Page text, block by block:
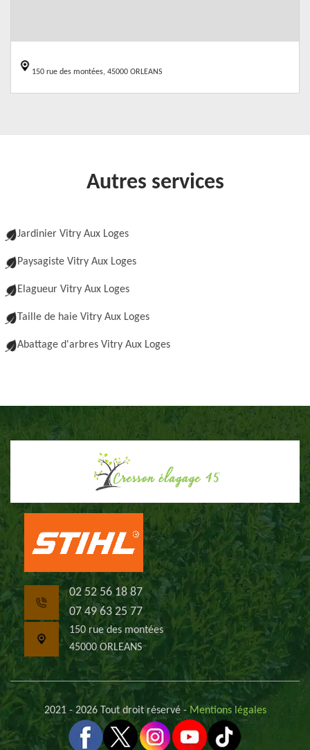
150 rue des montées, 45000 ORLEANS
Autres services
Jardinier Vitry Aux Loges
Paysagiste Vitry Aux Loges
Elagueur Vitry Aux Loges
Taille de haie Vitry Aux Loges
Abattage d'arbres Vitry Aux Loges
02 52 56 18 87
07 49 63 25 77
150 rue des montées
45000 ORLEANS
2021 - 2026 Tout droit réservé - Mentions légales